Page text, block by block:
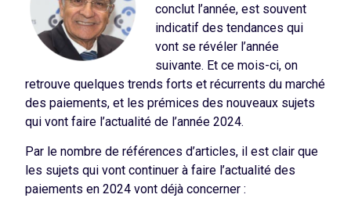
conclut l’année, est souvent
indicatif des tendances qui
vont se révéler l’année
suivante. Et ce mois-ci, on
retrouve quelques trends forts et récurrents du marché
des paiements, et les prémices des nouveaux sujets
qui vont faire l’actualité de l’année 2024.
Par le nombre de références d’articles, il est clair que
les sujets qui vont continuer à faire l’actualité des
paiements en 2024 vont déjà concerner :